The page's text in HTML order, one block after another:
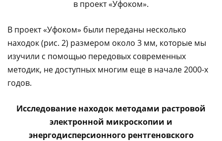
в проект «Уфоком».
В проект «Уфоком» были переданы несколько
находок (рис. 2) размером около 3 мм, которые мы
изучили с помощью передовых современных
методик, не доступных многим еще в начале 2000-х
годов.
Исследование находок методами растровой
электронной микроскопии и
энергодисперсионного рентгеновского